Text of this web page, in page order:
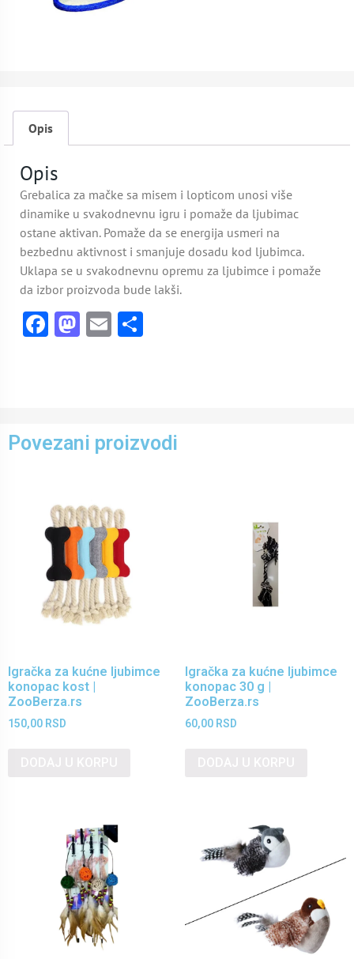
Opis
Opis
Grebalica za mačke sa misem i lopticom unosi više
dinamike u svakodnevnu igru i pomaže da ljubimac
ostane aktivan. Pomaže da se energija usmeri na
bezbednu aktivnost i smanjuje dosadu kod ljubimca.
Uklapa se u svakodnevnu opremu za ljubimce i pomaže
da izbor proizvoda bude lakši.
Facebook
Mastodon
Email
Povezani proizvodi
Igračka za kućne ljubimce
konopac kost |
ZooBerza.rs
150,00 RSD
Igračka za kućne ljubimce
konopac 30 g |
ZooBerza.rs
60,00 RSD